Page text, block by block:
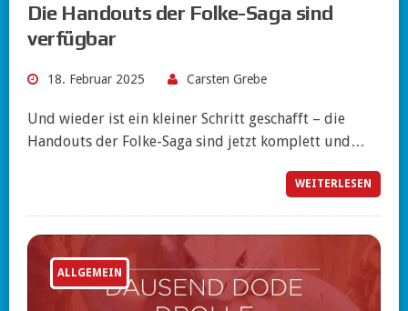
Die Handouts der Folke-Saga sind
verfügbar
18. Februar 2025 Carsten Grebe
Und wieder ist ein kleiner Schritt geschafft – die
Handouts der Folke-Saga sind jetzt komplett und…
WEITERLESEN
ALLGEMEIN